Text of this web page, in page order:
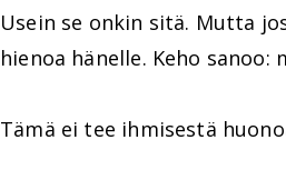
Usein se onkin sitä. Mutta
hienoa hänelle. Keho
Tämä ei tee ihmisestä